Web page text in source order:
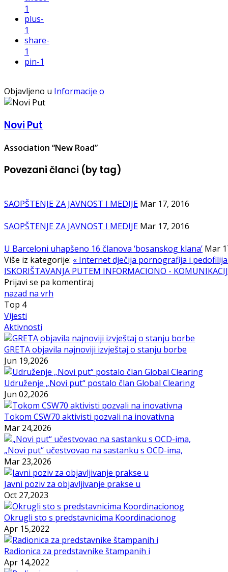
1
plus-
1
share-
1
pin-1
Objavljeno u Informacije o
Novi Put
Association “New Road”
Povezani članci (by tag)
SAOPŠTENJE ZA JAVNOST I MEDIJE Mar 17, 2016
SAOPŠTENJE ZA JAVNOST I MEDIJE Mar 17, 2016
U Barceloni uhapšeno 16 članova ‘bosanskog klana’ Mar
Više iz kategorije: « Internet dječija pornografija i
ISKORIŠTAVANJA PUTEM INFORMACIONO -
Prijavi se pa komentiraj
nazad na vrh
Top 4
Vijesti
Aktivnosti
GRETA objavila najnoviji izvještaj o stanju borbe
Jun 19,2026
Udruženje „Novi put“ postalo član Global Clearing
Jun 02,2026
Tokom CSW70 aktivisti pozvali na inovativna
Mar 24,2026
„Novi put“ učestvovao na sastanku s OCD-ima,
Mar 23,2026
Javni poziv za objavljivanje prakse u
Oct 27,2023
Okrugli sto s predstavnicima Koordinacionog
Apr 15,2022
Radionica za predstavnike štampanih i
Apr 14,2022